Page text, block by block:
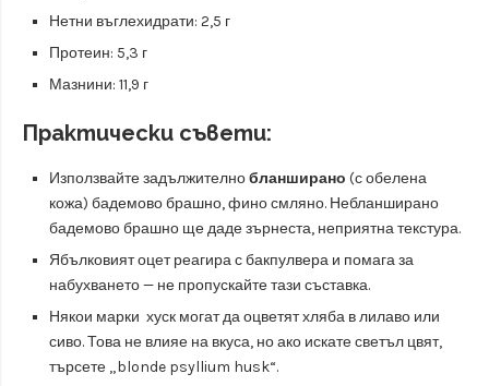
Нетни въглехидрати: 2,5 г
Протеин: 5,3 г
Мазнини: 11,9 г
Практически съвети:
Използвайте задължителнобланширано (с обелена
кожа) бадемово брашно, фино смляно. Небланширано
бадемово брашно ще даде зърнеста, неприятна текстура.
Ябълковият оцет реагира с бакпулвера и помага за
набухването — не пропускайте тази съставка.
Някои марки хуск могат да оцветят хляба в лилаво или
сиво. Това не влияе на вкуса, но ако искате светъл цвят,
търсете „blonde psyllium husk“.